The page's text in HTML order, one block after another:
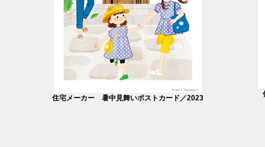
住宅メーカー 暑中見舞いポストカード／2023